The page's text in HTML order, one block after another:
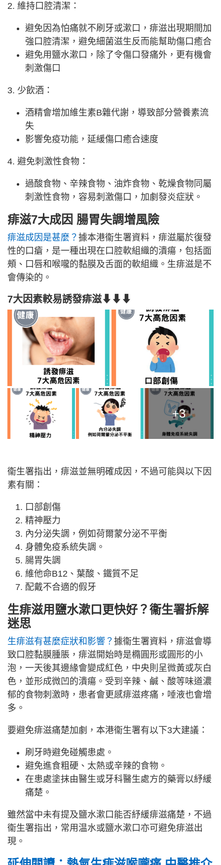
2. 維持口腔清潔：
避免因為怕痛就不刷牙或漱口，痱滋出現期間加
強口腔清潔，避免細菌滋生反而能幫助傷口癒合
避免用鹽水漱口，除了令傷口發痛外，更有機會
刺激傷口
3. 少飲酒：
酒精會增加維生素B雜代謝，導致部分營養素流
失
影響免疫功能，延緩傷口癒合速度
4. 避免刺激性食物：
過酸食物、辛辣食物、油炸食物、乾燥食物同屬
刺激性食物，容易刺激傷口，加劇發炎症狀。
痱滋7大成因 腸胃失調增風險
痱滋成因是甚麼？ 據本港衞生署資料，痱滋屬於復發
性的口瘡，是一種出現在口腔軟組織的潰瘍，包括面
頰、口唇和喉嚨的黏膜及舌面的軟組織。生痱滋是不
會傳染的。
7大因素較易誘發痱滋⬇⬇⬇
+3
衞生署指出，痱滋並無明確成因，不過可能與以下因
素有關：
口部創傷
精神壓力
內分泌失調，例如荷爾蒙分泌不平衡
身體免疫系統失調。
腸胃失調
維他命B12、葉酸、鐵質不足
配戴不合適的假牙
生痱滋用鹽水漱口更快好？衞生署拆解
迷思
生痱滋有甚麼症狀和影響？ 據衞生署資料，痱滋會導
致口腔黏膜腫脹，痱滋開始時是橢圓形或圓形的小
泡，一天後其邊緣會變成紅色，中央則呈微黃或灰白
色，並形成微凹的潰瘍。受到辛辣、鹹、酸等味道濃
郁的食物刺激時，患者會更感痱滋疼痛，唾液也會增
多。
要避免痱滋痛楚加劇，本港衞生署有以下3大建議：
刷牙時避免碰觸患處。
避免進食粗硬、太熱或辛辣的食物。
在患處塗抹由醫生或牙科醫生處方的藥膏以紓緩
痛楚。
雖然當中未有提及鹽水漱口能否紓緩痱滋痛楚，不過
衞生署指出，常用温水或鹽水漱口亦可避免痱滋出
現。